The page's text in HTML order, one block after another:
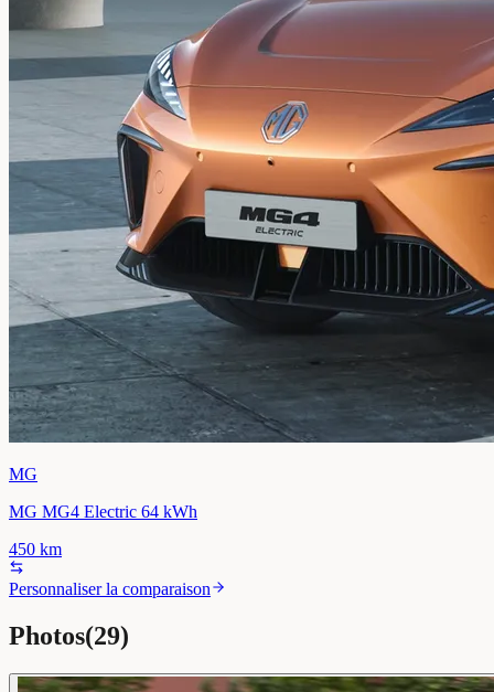
MG
MG MG4 Electric 64 kWh
450 km
Personnaliser la comparaison
Photos(29)